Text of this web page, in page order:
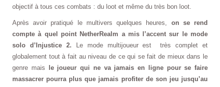
objectif à tous ces combats : du loot et même du très bon loot.
Après avoir pratiqué le multivers quelques heures, on se rend
compte à quel point NetherRealm a mis l’accent sur le mode
solo d’Injustice 2. Le mode multijoueur est très complet et
globalement tout à fait au niveau de ce qui se fait de mieux dans le
genre mais
le joueur qui ne va jamais en ligne pour se faire
massacrer pourra plus que jamais profiter de son jeu jusqu’au